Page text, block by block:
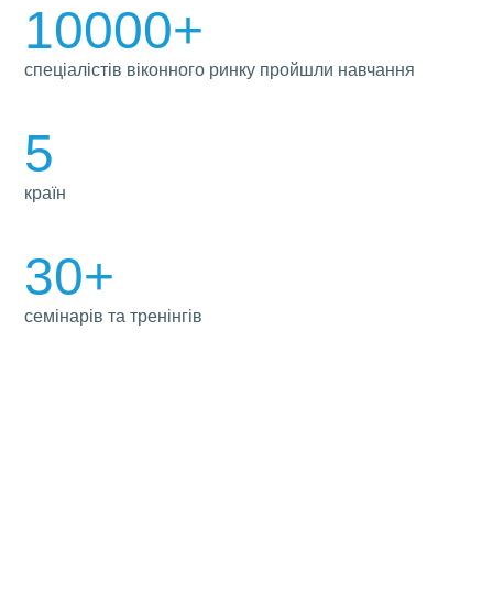
10000+
спеціалістів віконного ринку пройшли навчання
5
країн
30+
семінарів та тренінгів